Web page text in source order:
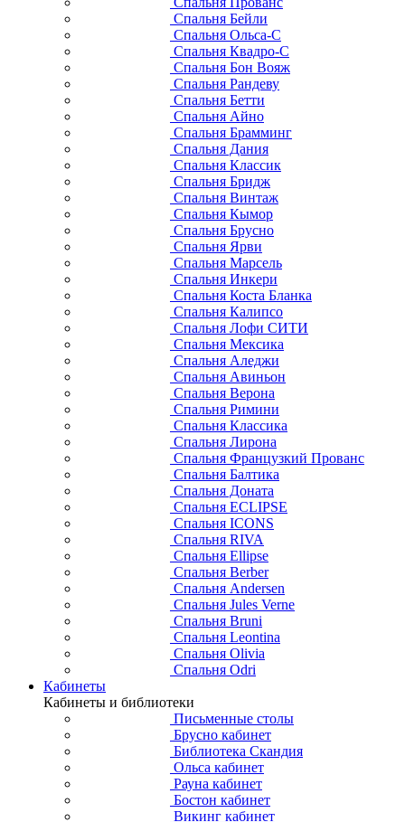
Спальня Бейли
Спальня Ольса-С
Спальня Квадро-С
Спальня Бон Вояж
Спальня Рандеву
Спальня Бетти
Спальня Айно
Спальня Брамминг
Спальня Дания
Спальня Классик
Спальня Бридж
Спальня Винтаж
Спальня Кымор
Спальня Брусно
Спальня Ярви
Спальня Марсель
Спальня Инкери
Спальня Коста Бланка
Спальня Калипсо
Спальня Лофи СИТИ
Спальня Мексика
Спальня Аледжи
Спальня Авиньон
Спальня Верона
Спальня Римини
Спальня Классика
Спальня Лирона
Спальня Французкий Прованс
Спальня Балтика
Спальня Доната
Спальня ECLIPSE
Спальня ICONS
Спальня RIVA
Спальня Ellipse
Спальня Berber
Спальня Andersen
Спальня Jules Verne
Спальня Bruni
Спальня Leontina
Спальня Olivia
Спальня Odri
Кабинеты
Кабинеты и библиотеки
Письменные столы
Брусно кабинет
Библиотека Скандия
Ольса кабинет
Рауна кабинет
Бостон кабинет
Викинг кабинет